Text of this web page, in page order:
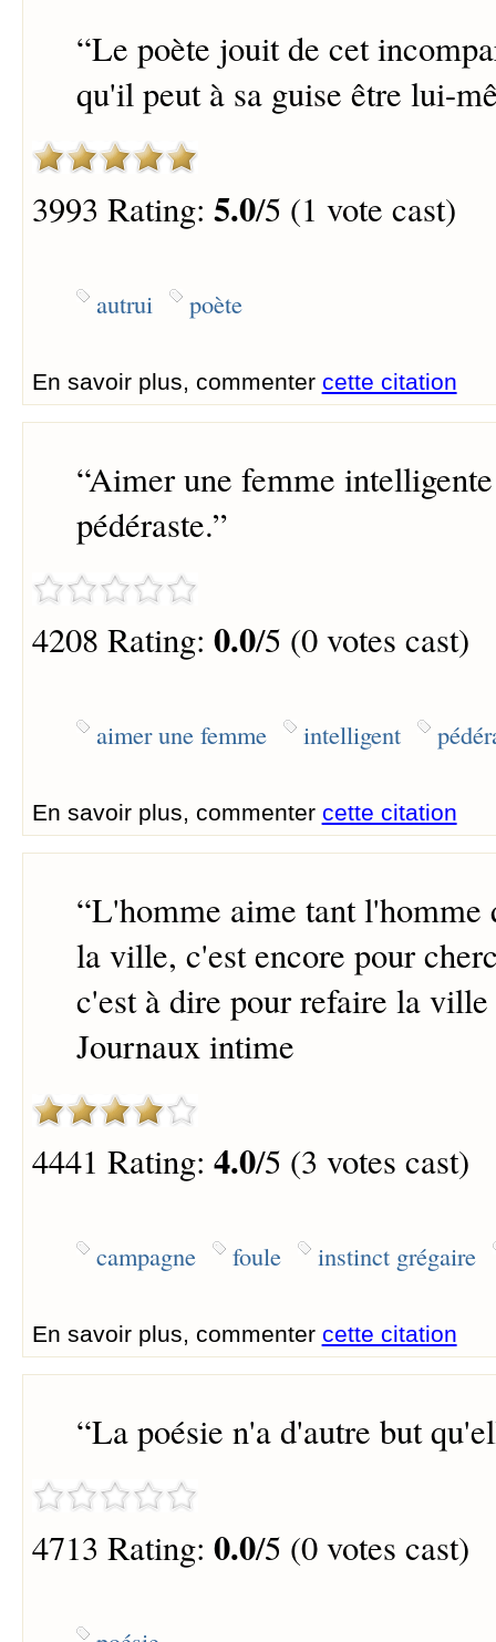
“Le poète jouit de cet
qu'il peut à sa guise être lui-
3993 Rating: 5.0/5 (1 vote cast)
autrui poète
En savoir plus, commenter cette citation
“Aimer une femme
pédéraste.”
4208 Rating: 0.0/5 (0 votes cast)
aimer une femme intelligent
En savoir plus, commenter cette citation
“L'homme aime tant l'homme
la ville, c'est encore pour
c'est à dire pour refaire la ville
Journaux intime
4441 Rating: 4.0/5 (3 votes cast)
campagne foule instinct grégaire
En savoir plus, commenter cette citation
“La poésie n'a d'autre but
4713 Rating: 0.0/5 (0 votes cast)